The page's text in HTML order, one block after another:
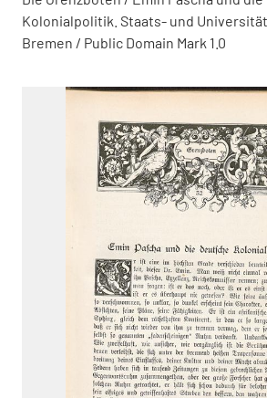
Kolonialpolitik. Staats- und
Bremen / Public Domain Mark 1.0